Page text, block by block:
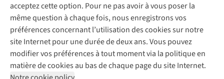
acceptez cette option. Pour ne pas avoir à vous poser la
même question à chaque fois, nous enregistrons vos
préférences concernant l’utilisation des cookies sur notre
site Internet pour une durée de deux ans. Vous pouvez
modifier vos préférences à tout moment via la politique en
matière de cookies au bas de chaque page du site Internet.
Mentions légales
Politique de confidentialité
Conditions générales
Cookie Policy